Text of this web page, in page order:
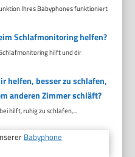
Ihres Babyphones funktioniert
Schlafmonitoring helfen?
hilft und dir
helfen, besser zu schlafen,
anderen Zimmer schläft?
hilft, ruhig zu schlafen,...
Babyphone